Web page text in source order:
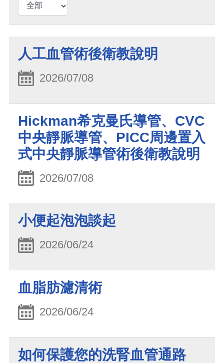
人工血管術後衛教說明
2026/07/08
Hickman希克曼氏導管、CVC
中央靜脈導管、PICC周邊置入
式中央靜脈導管術後衛教說明
2026/07/08
小便起泡泡談起
2026/06/24
血脂肪濾清術
2026/06/24
如何保護您的洗腎血管通路